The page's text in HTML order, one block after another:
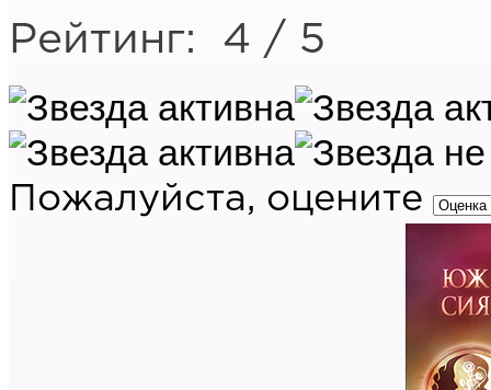
Рейтинг: 4 / 5
Пожалуйста, оцените